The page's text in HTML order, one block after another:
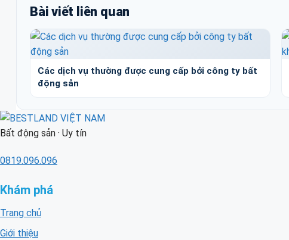
Bài viết liên quan
Các dịch vụ thường được cung cấp bởi công ty bất
động sản
Bất động sản · Uy tín
0819.096.096
Khám phá
Trang chủ
Giới thiệu